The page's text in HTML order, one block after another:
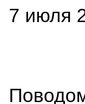
7 июля